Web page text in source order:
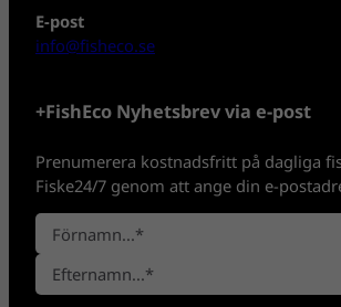
E-post
info@fisheco.se
+FishEco Nyhetsbrev via e-post
Prenumerera kostnadsfritt på dagliga
Fiske24/7 genom att ange din e-
N
a
n
F
ö